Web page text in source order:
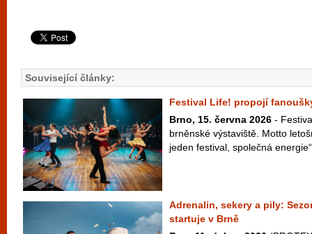
Související články:
Festival Life! propojí
Brno, 15. června 2026 -
brněnské výstaviště. Motto
jeden festival, společná
Adrenalin, sekery a pily:
startuje v Brně